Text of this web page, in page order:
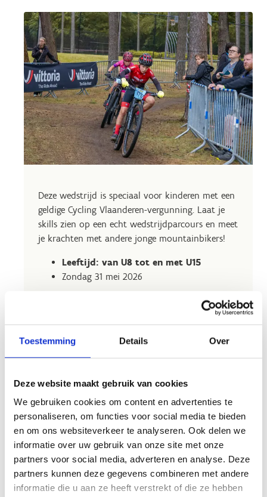
Toestemming Details Over
Deze website maakt gebruik van cookies
We gebruiken cookies om content en advertenties te
personaliseren, om functies voor social media te bieden
en om ons websiteverkeer te analyseren. Ook delen we
informatie over uw gebruik van onze site met onze
partners voor social media, adverteren en analyse. Deze
partners kunnen deze gegevens combineren met andere
informatie die u aan ze heeft verstrekt of die ze hebben
Deze wedstrijd is speciaal voor kinderen met een
geldige Cycling Vlaanderen-vergunning. Laat je
skills zien op een echt wedstrijdparcours en meet
je krachten met andere jonge mountainbikers!
Leeftijd: van U8 tot en met U15
Zondag 31 mei 2026
Kids Series
Planning 31 mei 2026
8.00
uur
Start inschrijvingen